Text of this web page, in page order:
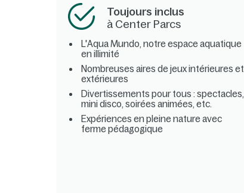
Toujours inclus
à Center Parcs
L'Aqua Mundo, notre espace aquatique
en illimité
Nombreuses aires de jeux intérieures et
extérieures
Divertissements pour tous : spectacles,
mini disco, soirées animées, etc.
Expériences en pleine nature avec
ferme pédagogique